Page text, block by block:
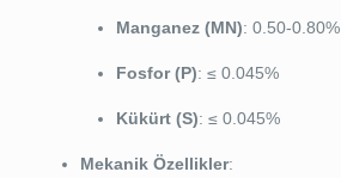
Manganez (MN): 0.50-0.80%
Fosfor (P): ≤ 0.045%
Kükürt (S): ≤ 0.045%
Mekanik Özellikler: